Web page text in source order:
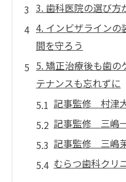
3. 歯科医院の選び方
4. インビザラインの
間を守ろう
5. 矯正治療後も歯
テナンスも忘れずに
記事監修 村津
記事監修 三嶋
記事監修 三嶋
むらつ歯科クリ